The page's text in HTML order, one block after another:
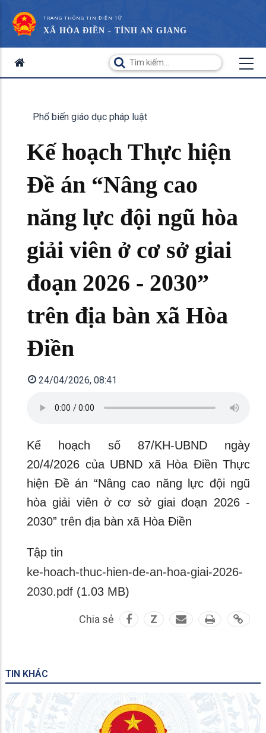
TRANG THÔNG TIN ĐIỆN TỬ
XÃ HÒA ĐIỀN - TỈNH AN GIANG
Phổ biến giáo dục pháp luật
Kế hoạch Thực hiện
Đề án “Nâng cao
năng lực đội ngũ hòa
giải viên ở cơ sở giai
đoạn 2026 - 2030”
trên địa bàn xã Hòa
Điền
24/04/2026, 08:41
Kế hoạch số 87/KH-UBND ngày
20/4/2026 của UBND xã Hòa Điền Thực
hiện Đề án “Nâng cao năng lực đội ngũ
hòa giải viên ở cơ sở giai đoạn 2026 -
2030” trên địa bàn xã Hòa Điền
Tập tin
ke-hoach-thuc-hien-de-an-hoa-giai-2026-
2030.pdf (1.03 MB)
Chia sẻ Z
TIN KHÁC